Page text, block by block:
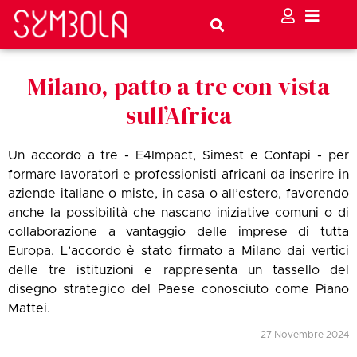
Milano, patto a tre con vista
sull’Africa
Un accordo a tre - E4Impact, Simest e Confapi - per
formare lavoratori e professionisti africani da inserire in
aziende italiane o miste, in casa o all’estero, favorendo
anche la possibilità che nascano iniziative comuni o di
collaborazione a vantaggio delle imprese di tutta
Europa. L’accordo è stato firmato a Milano dai vertici
delle tre istituzioni e rappresenta un tassello del
disegno strategico del Paese conosciuto come Piano
Mattei.
27 Novembre 2024